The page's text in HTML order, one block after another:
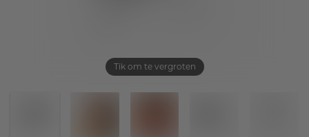
Tik om te vergroten